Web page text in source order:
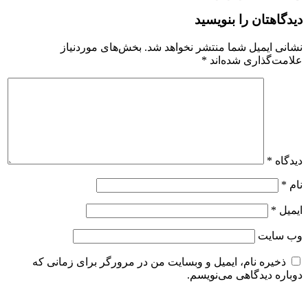
دیدگاهتان را بنویسید
نشانی ایمیل شما منتشر نخواهد شد. بخش‌های موردنیاز
علامت‌گذاری شده‌اند *
دیدگاه *
نام *
ایمیل *
وب‌ سایت
ذخیره نام، ایمیل و وبسایت من در مرورگر برای زمانی که
دوباره دیدگاهی می‌نویسم.